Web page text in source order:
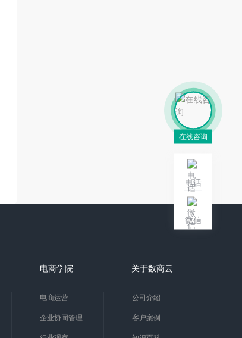
电商学院
电商运营
企业协同管理
关于数商云
公司介绍
客户案例
在线咨询
电话
微信